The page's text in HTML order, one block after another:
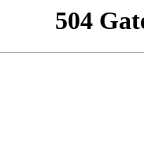
504